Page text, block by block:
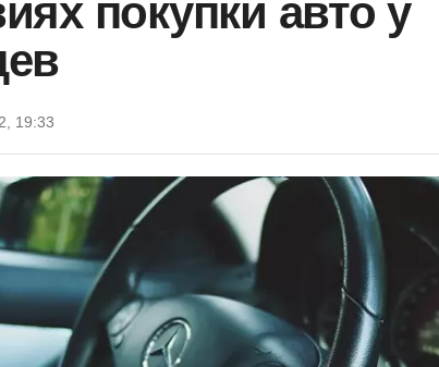
покупки авто у
19:33